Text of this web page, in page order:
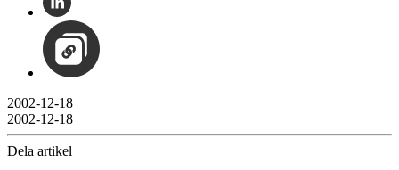
2002-12-18
2002-12-18
Dela artikel